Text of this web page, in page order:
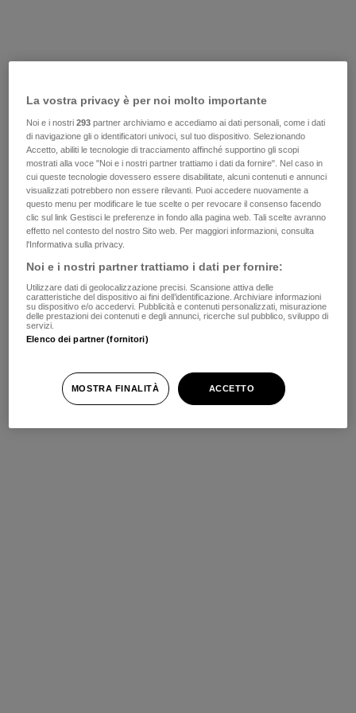
La vostra privacy è per noi molto importante
Noi e i nostri293 partner archiviamo e accediamo ai dati personali, come i dati
di navigazione gli o identificatori univoci, sul tuo dispositivo. Selezionando
Accetto, abiliti le tecnologie di tracciamento affinché supportino gli scopi
mostrati alla voce "Noi e i nostri partner trattiamo i dati da fornire". Nel caso in
cui queste tecnologie dovessero essere disabilitate, alcuni contenuti e annunci
visualizzati potrebbero non essere rilevanti. Puoi accedere nuovamente a
questo menu per modificare le tue scelte o per revocare il consenso facendo
clic sul link Gestisci le preferenze in fondo alla pagina web. Tali scelte avranno
effetto nel contesto del nostro Sito web. Per maggiori informazioni, consulta
l'Informativa sulla privacy.
Noi e i nostri partner trattiamo i dati per fornire:
Utilizzare dati di geolocalizzazione precisi. Scansione attiva delle
caratteristiche del dispositivo ai fini dell’identificazione. Archiviare informazioni
su dispositivo e/o accedervi. Pubblicità e contenuti personalizzati, misurazione
delle prestazioni dei contenuti e degli annunci, ricerche sul pubblico, sviluppo di
servizi.
Elenco dei partner (fornitori)
MOSTRA FINALITÀ ACCETTO